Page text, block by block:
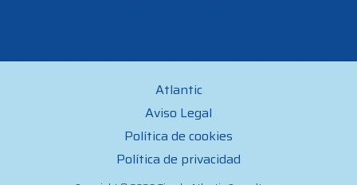
Atlantic
Aviso Legal
Política de cookies
Política de privacidad